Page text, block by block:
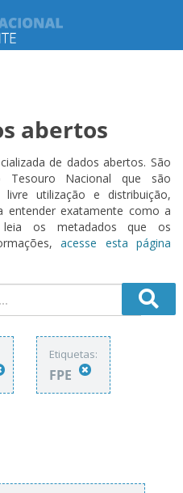
abertos
de dados abertos. São
Tesouro Nacional que são
utilização e distribuição,
entender exatamente como a
os metadados que os
acesse esta página
Etiquetas:
FPE